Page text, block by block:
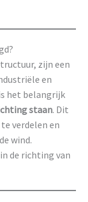
zijn een
en
het belangrijk
staan. Dit
verdelen en
wind.
de richting van